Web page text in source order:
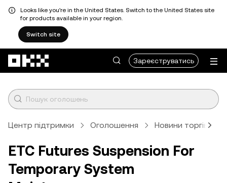
Looks like you're in the United States. Switch to the United States site
for products available in your region.
Switch site
Зареєструватись
Центр підтримки Оголошення Новини торгівлі
ETC Futures Suspension For
Temporary System